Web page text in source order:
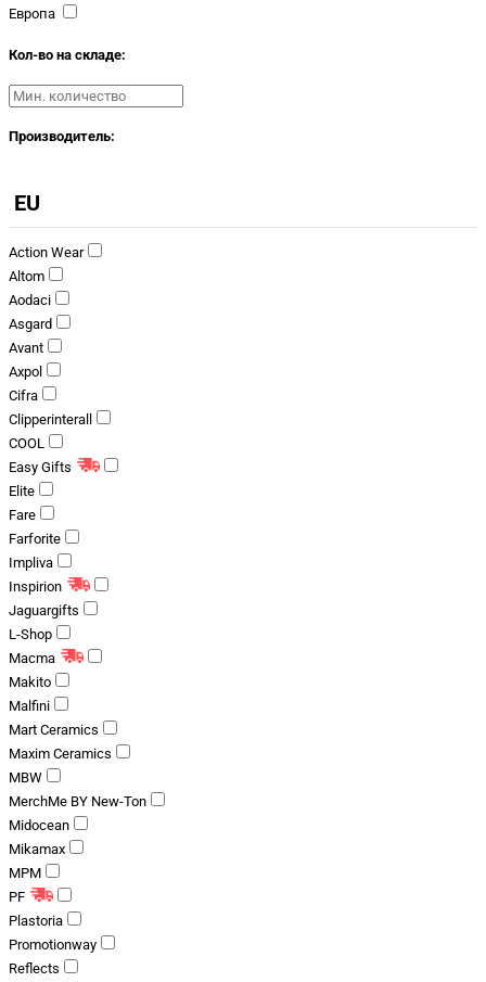
Европа
Кол-во на складе:
Производитель:
EU
Action Wear
Altom
Aodaci
Asgard
Avant
Axpol
Cifra
Clipperinterall
COOL
Easy Gifts
Elite
Fare
Farforite
Impliva
Inspirion
Jaguargifts
L-Shop
Macma
Makito
Malfini
Mart Ceramics
Maxim Ceramics
MBW
MerchMe BY New-Ton
Midocean
Mikamax
MPM
PF
Plastoria
Promotionway
Reflects